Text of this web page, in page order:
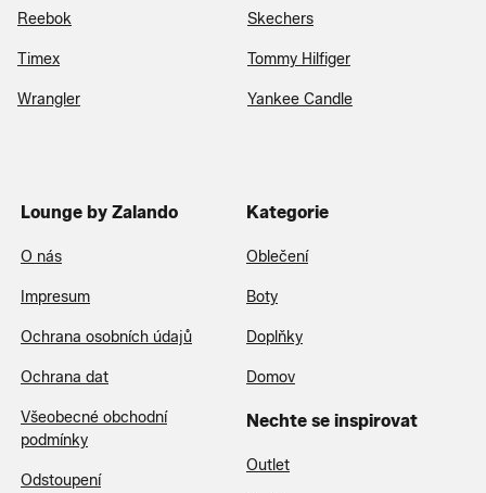
Reebok Skechers
Timex Tommy Hilfiger
Wrangler Yankee Candle
Lounge by Zalando
O nás
Impresum
Ochrana osobních údajů
Ochrana dat
Všeobecné obchodní
podmínky
Odstoupení
Kategorie
Oblečení
Boty
Doplňky
Domov
Nechte se inspirovat
Outlet